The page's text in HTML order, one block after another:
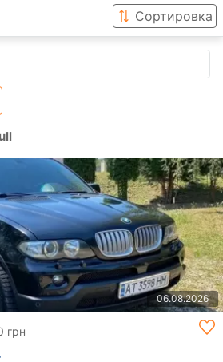
Сортировка
06.08.2026
грн